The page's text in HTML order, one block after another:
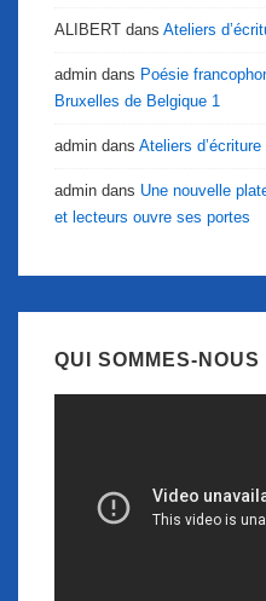
ALIBERT dans Ateliers
admin dans Poésie
Bruxelles de Belgique 1
admin dans Ateliers
admin dans Une nouvelle
et lecteurs ouvre ses portes
QUI SOMMES-NOUS